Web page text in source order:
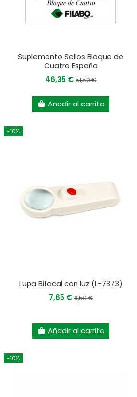
Suplemento Sellos Bloque de
Cuatro España
46,35 €51,50 €
Añadir al carrito
-10%
Lupa Bifocal con luz (L-7373)
7,65 € 8,50 €
Añadir al carrito
-10%